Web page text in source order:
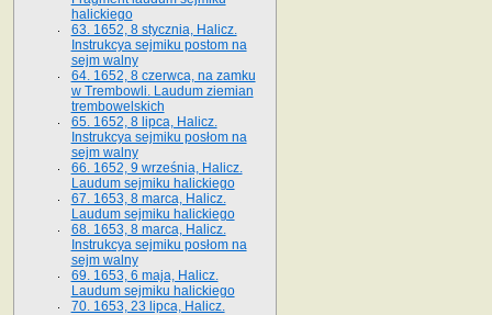
halickiego
63. 1652, 8 stycznia, Halicz.
Instrukcya sejmiku postom na
sejm walny
64. 1652, 8 czerwca, na zamku
w Trembowli. Laudum ziemian
trembowelskich
65. 1652, 8 lipca, Halicz.
Instrukcya sejmiku posłom na
sejm walny
66. 1652, 9 września, Halicz.
Laudum sejmiku halickiego
67. 1653, 8 marca, Halicz.
Laudum sejmiku halickiego
68. 1653, 8 marca, Halicz.
Instrukcya sejmiku posłom na
sejm walny
69. 1653, 6 maja, Halicz.
Laudum sejmiku halickiego
70. 1653, 23 lipca, Halicz.